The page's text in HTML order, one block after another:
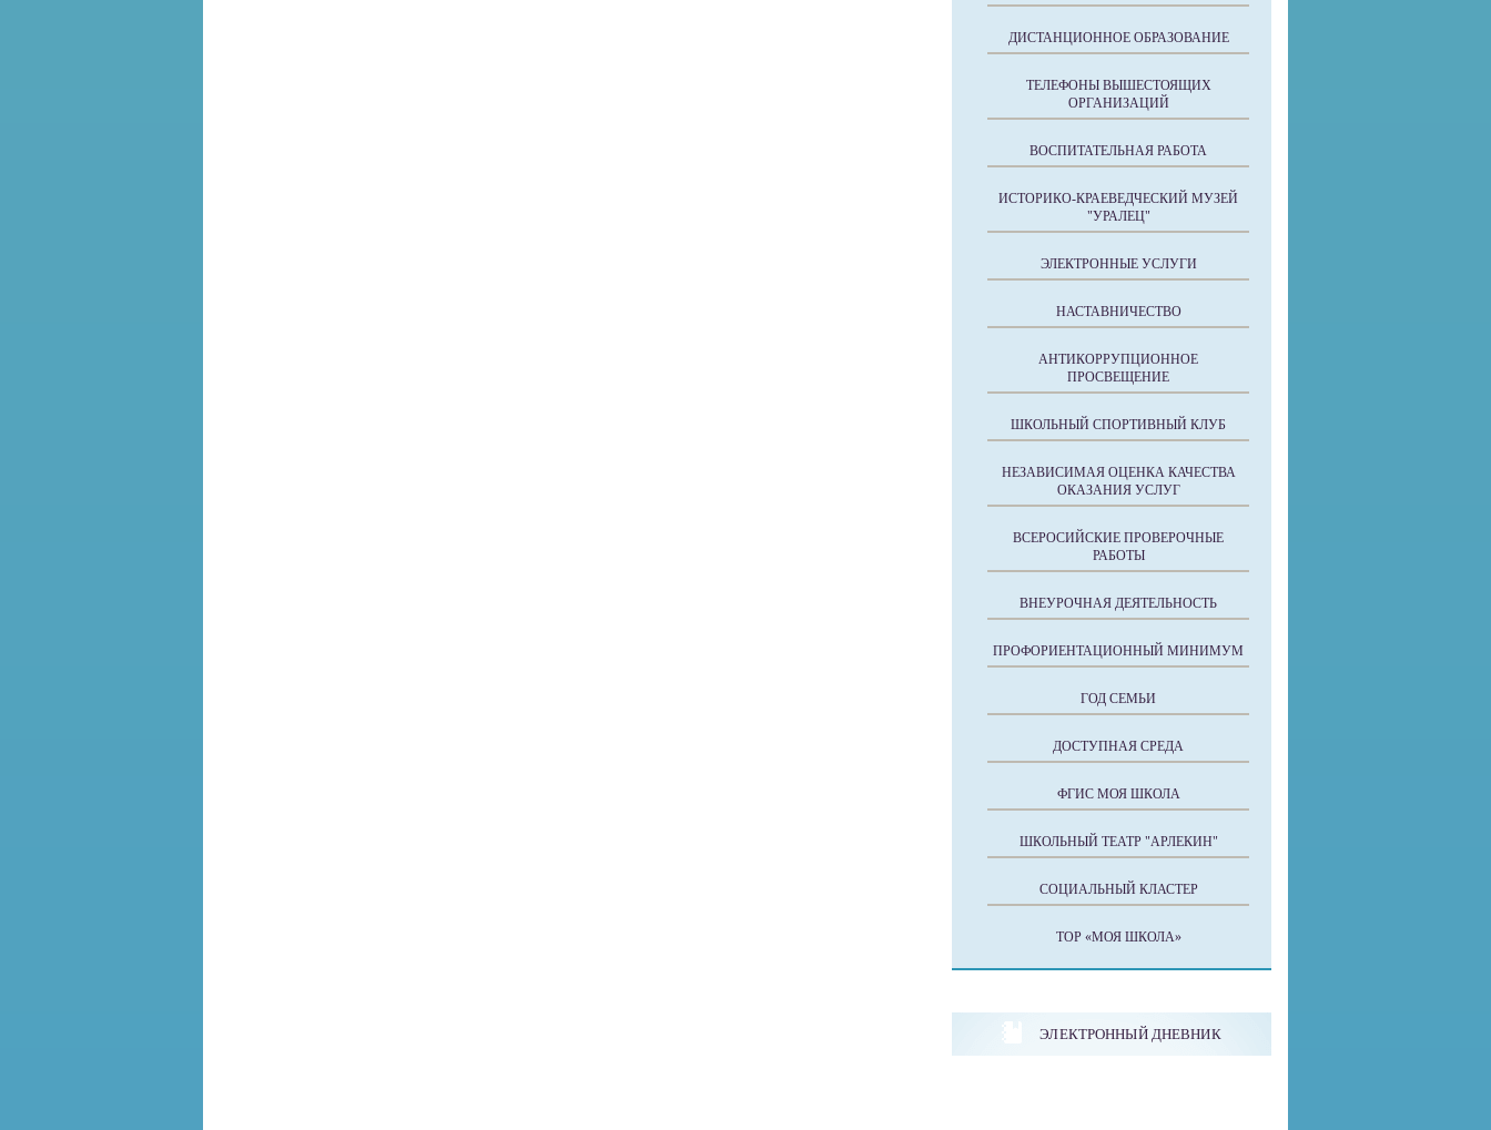
ДИСТАНЦИОННОЕ ОБРАЗОВАНИЕ
ТЕЛЕФОНЫ ВЫШЕСТОЯЩИХ
ОРГАНИЗАЦИЙ
ВОСПИТАТЕЛЬНАЯ РАБОТА
ИСТОРИКО-КРАЕВЕДЧЕСКИЙ МУЗЕЙ
"УРАЛЕЦ"
ЭЛЕКТРОННЫЕ УСЛУГИ
НАСТАВНИЧЕСТВО
АНТИКОРРУПЦИОННОЕ
ПРОСВЕЩЕНИЕ
ШКОЛЬНЫЙ СПОРТИВНЫЙ КЛУБ
НЕЗАВИСИМАЯ ОЦЕНКА КАЧЕСТВА
ОКАЗАНИЯ УСЛУГ
ВСЕРОСИЙСКИЕ ПРОВЕРОЧНЫЕ
РАБОТЫ
ВНЕУРОЧНАЯ ДЕЯТЕЛЬНОСТЬ
ПРОФОРИЕНТАЦИОННЫЙ МИНИМУМ
ГОД СЕМЬИ
ДОСТУПНАЯ СРЕДА
ФГИС МОЯ ШКОЛА
ШКОЛЬНЫЙ ТЕАТР "АРЛЕКИН"
СОЦИАЛЬНЫЙ КЛАСТЕР
ТОР «МОЯ ШКОЛА»
ЭЛЕКТРОННЫЙ ДНЕВНИК